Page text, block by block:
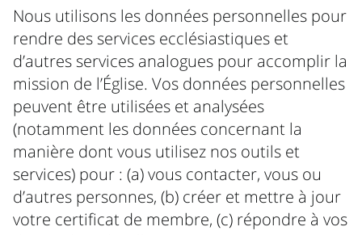
Nous utilisons les données personnelles pour
rendre des services ecclésiastiques et
d’autres services analogues pour accomplir la
mission de l’Église. Vos données personnelles
peuvent être utilisées et analysées
(notamment les données concernant la
manière dont vous utilisez nos outils et
services) pour : (a) vous contacter, vous ou
d’autres personnes, (b) créer et mettre à jour
votre certificat de membre, (c) répondre à vos